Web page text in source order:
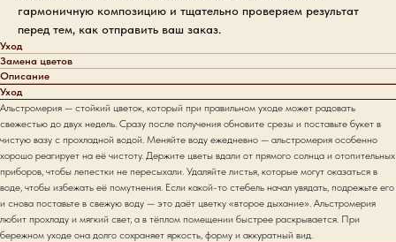
гармоничную композицию и тщательно проверяем результат
перед тем, как отправить ваш заказ.
Уход
Замена цветов
Описание
Уход
Альстромерия — стойкий цветок, который при правильном уходе может радовать
свежестью до двух недель. Сразу после получения обновите срезы и поставьте букет в
чистую вазу с прохладной водой. Меняйте воду ежедневно — альстромерия особенно
хорошо реагирует на её чистоту. Держите цветы вдали от прямого солнца и отопительных
приборов, чтобы лепестки не пересыхали. Удаляйте листья, которые могут оказаться в
воде, чтобы избежать её помутнения. Если какой-то стебель начал увядать, подрежьте его
и снова поставьте в свежую воду — это даёт цветку «второе дыхание». Альстромерия
любит прохладу и мягкий свет, а в тёплом помещении быстрее раскрывается. При
бережном уходе она долго сохраняет яркость, форму и аккуратный вид.